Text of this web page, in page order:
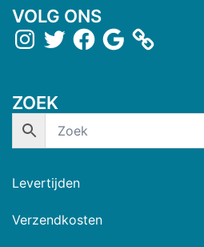
VOLG ONS
ZOEK
Levertijden
Verzendkosten